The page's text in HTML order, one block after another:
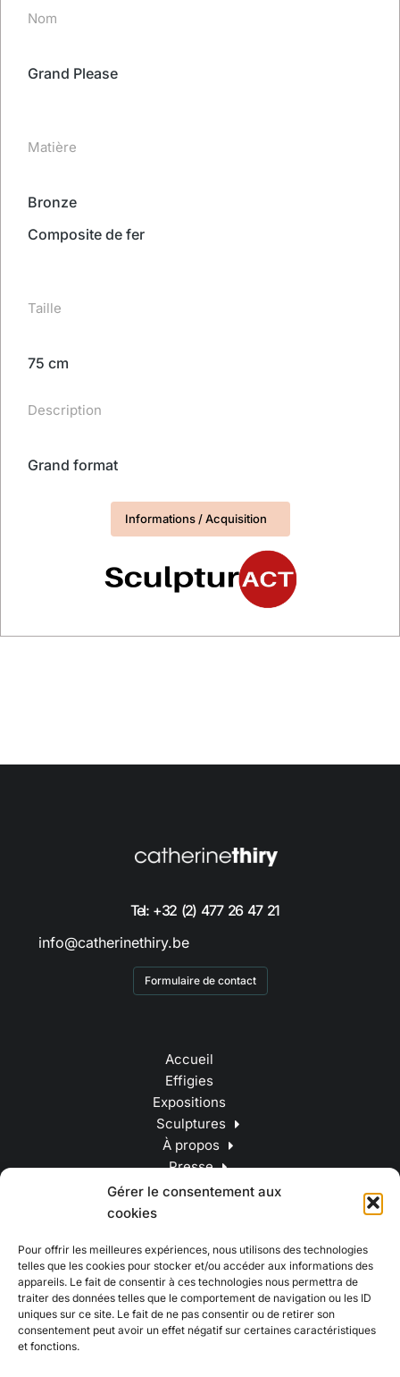
Gérer le consentement aux
cookies
Pour offrir les meilleures expériences, nous utilisons des technologies
telles que les cookies pour stocker et/ou accéder aux informations des
appareils. Le fait de consentir à ces technologies nous permettra de
traiter des données telles que le comportement de navigation ou les ID
uniques sur ce site. Le fait de ne pas consentir ou de retirer son
consentement peut avoir un effet négatif sur certaines caractéristiques
et fonctions.
Nom
Grand Please
Matière
Bronze
Composite de fer
Taille
75 cm
Description
Grand format
Informations / Acquisition
Tel: +32 (2) 477 26 47 21
info@catherinethiry.be
Formulaire de contact
Accueil
Effigies
Expositions
Sculptures
À propos
Presse
Contact